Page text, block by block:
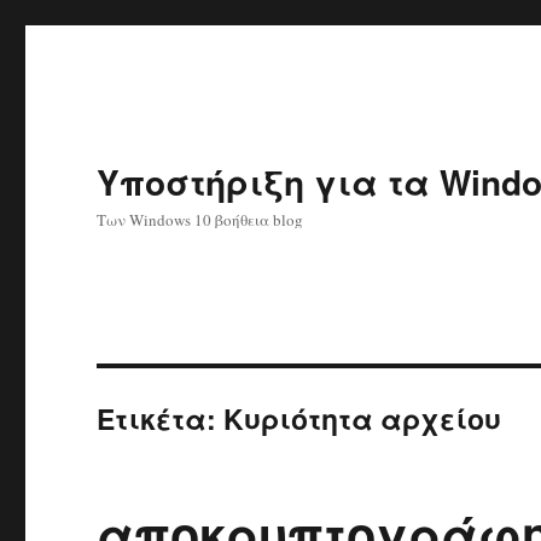
Υποστήριξη για τα
Των Windows 10 βοήθεια blog
Ετικέτα: Κυριότητα αρχείου